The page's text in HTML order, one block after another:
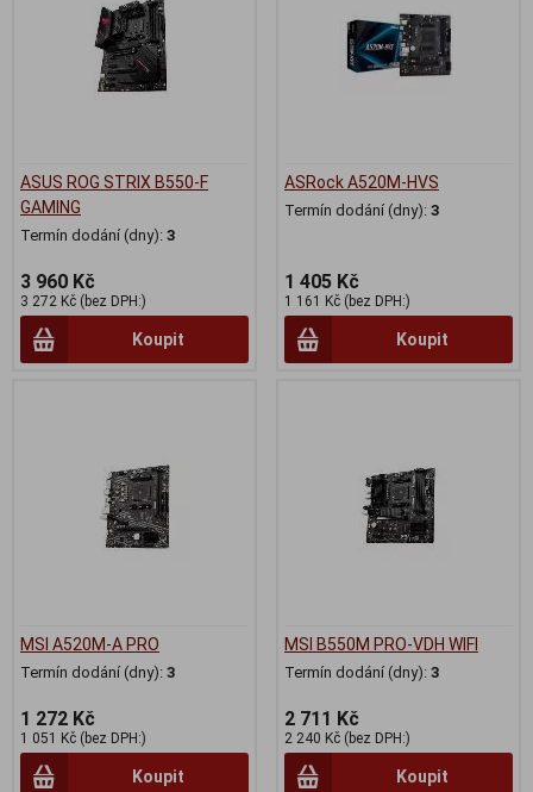
ASUS ROG STRIX B550-F
GAMING
Termín dodání (dny): 3
3 960 Kč
3 272 Kč (bez DPH:)
Koupit
ASRock A520M-HVS
Termín dodání (dny): 3
1 405 Kč
1 161 Kč (bez DPH:)
Koupit
MSI A520M-A PRO
Termín dodání (dny): 3
1 272 Kč
1 051 Kč (bez DPH:)
Koupit
MSI B550M PRO-VDH WIFI
Termín dodání (dny): 3
2 711 Kč
2 240 Kč (bez DPH:)
Koupit